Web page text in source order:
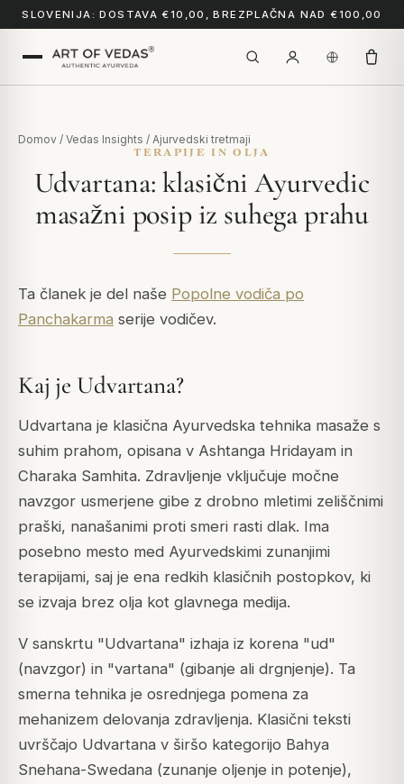
SLOVENIJA: DOSTAVA €10,00, BREZPLAČNA NAD €100,00
Domov / Vedas Insights / Ajurvedski tretmaji
TERAPIJE IN OLJA
Udvartana: klasični Ayurvedic
masažni posip iz suhega prahu
Ta članek je del naše Popolne vodiča po
Panchakarma serije vodičev.
Kaj je Udvartana?
Udvartana je klasična Ayurvedska tehnika masaže s
suhim prahom, opisana v Ashtanga Hridayam in
Charaka Samhita. Zdravljenje vključuje močne
navzgor usmerjene gibe z drobno mletimi zeliščnimi
praški, nanašanimi proti smeri rasti dlak. Ima
posebno mesto med Ayurvedskimi zunanjimi
terapijami, saj je ena redkih klasičnih postopkov, ki
se izvaja brez olja kot glavnega medija.
V sanskrtu "Udvartana" izhaja iz korena "ud"
(navzgor) in "vartana" (gibanje ali drgnjenje). Ta
smerna tehnika je osrednjega pomena za
mehanizem delovanja zdravljenja. Klasični teksti
uvrščajo Udvartana v širšo kategorijo Bahya
Snehana-Swedana (zunanje oljenje in potenje),